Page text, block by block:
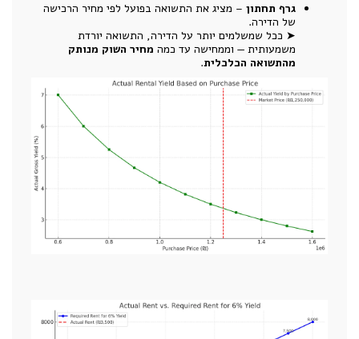
גרף תחתון – מציג את התשואה בפועל לפי מחיר הרכישה
של הדירה.
➤ ככל שמשלמים יותר על הדירה, התשואה יורדת
משמעותית — וממחישה עד כמה מחיר השוק מנותק
מהתשואה הכלכלית.